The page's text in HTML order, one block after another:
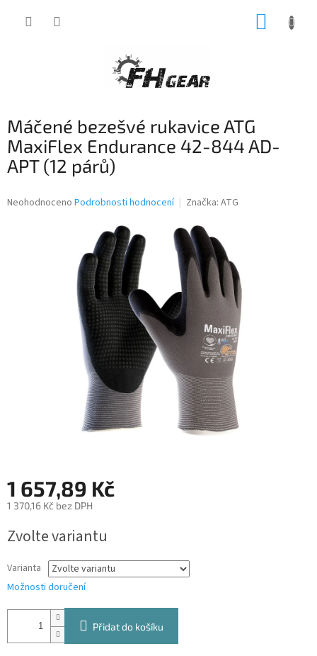
Máčené bezešvé rukavice ATG
MaxiFlex Endurance 42-844 AD-
APT (12 párů)
Průměrné
Neohodnoceno Podrobnosti hodnocení Značka: ATG
1 657,89 Kč
1 370,16 Kč bez DPH
cena:
Zvolte variantu
Varianta
Možnosti doručení
Přidat do košíku